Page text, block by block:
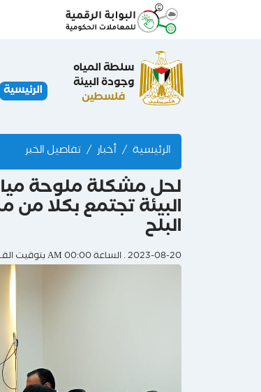
سلطة المياه
وجودة البيئة
فلسطين الرئيسية
الرئيسية أخبار تفاصيل الخبر
لحل مشكلة ملوحة
البيئة تجتمع بكلا من
البلح
2023-08-20 . الساعة 00:00 AM بتوقيت القــدس